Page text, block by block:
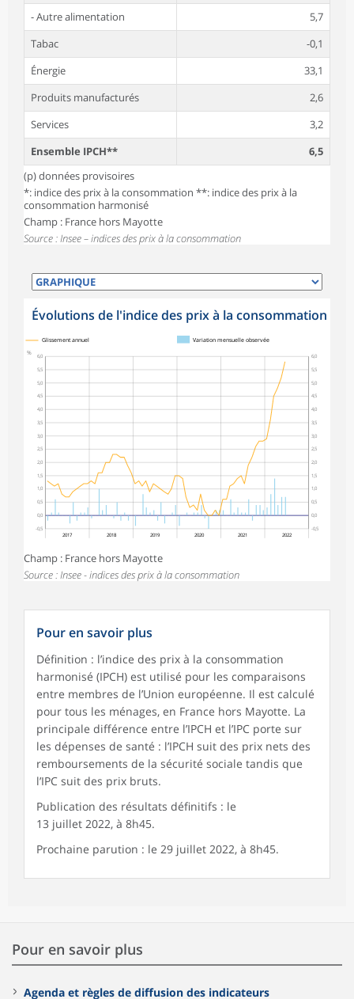
- Autre alimentation
5,7
Tabac
-0,1
Énergie
33,1
Produits manufacturés
2,6
Services
3,2
Ensemble IPCH**
6,5
(p) données provisoires
*: indice des prix à la consommation **: indice des prix à la
consommation harmonisé
Champ : France hors Mayotte
Source : Insee – indices des prix à la consommation
Évolutions de l'indice des prix à la consommation
0,0
0,5
1,0
1,5
2,0
2,5
3,0
3,5
4,0
4,5
5,0
5,5
6,0
-0,5 -0,5
0,0
0,5
1,0
1,5
2,0
2,5
3,0
3,5
4,0
4,5
5,0
5,5
6,0
%
2017 2018 2019 2020 2021 2022
Glissement annuel Variation mensuelle observée
Champ : France hors Mayotte
Source : Insee - indices des prix à la consommation
Pour en savoir plus
Définition : l’indice des prix à la consommation
harmonisé (IPCH) est utilisé pour les comparaisons
entre membres de l’Union européenne. Il est calculé
pour tous les ménages, en France hors Mayotte. La
principale différence entre l’IPCH et l’IPC porte sur
les dépenses de santé : l’IPCH suit des prix nets des
remboursements de la sécurité sociale tandis que
l’IPC suit des prix bruts.
Publication des résultats définitifs : le
13 juillet 2022, à 8h45.
Prochaine parution : le 29 juillet 2022, à 8h45.
Pour en savoir plus
Agenda et règles de diffusion des indicateurs